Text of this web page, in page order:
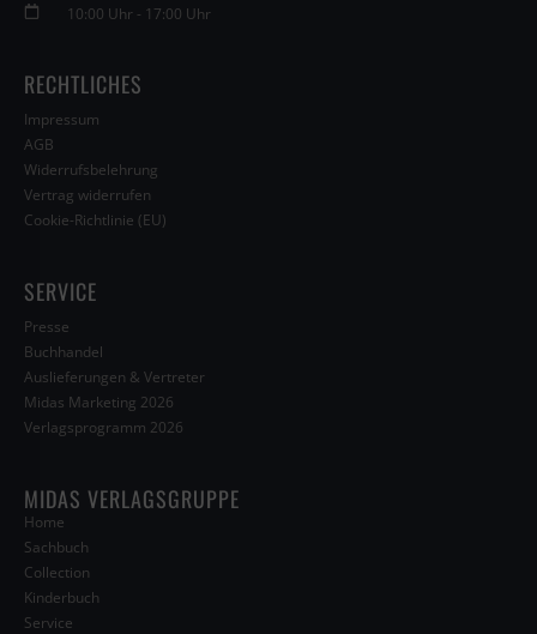
10:00 Uhr - 17:00 Uhr
RECHTLICHES
Impressum
AGB
Widerrufsbelehrung
Vertrag widerrufen
Cookie-Richtlinie (EU)
SERVICE
Presse
Buchhandel
Auslieferungen & Vertreter
Midas Marketing 2026
Verlagsprogramm 2026
MIDAS VERLAGSGRUPPE
Home
Sachbuch
Collection
Kinderbuch
Service